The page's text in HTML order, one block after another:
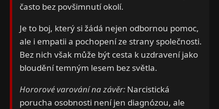
často bez povšimnutí okolí.
Je to boj, který si žádá nejen odbornou pomoc,
ale i empatii a pochopení ze strany společnosti.
Bez nich však může být cesta k uzdravení jako
bloudění temným lesem bez světla.
Hororové varování na závěr: Narcistická
porucha osobnosti není jen diagnózou, ale